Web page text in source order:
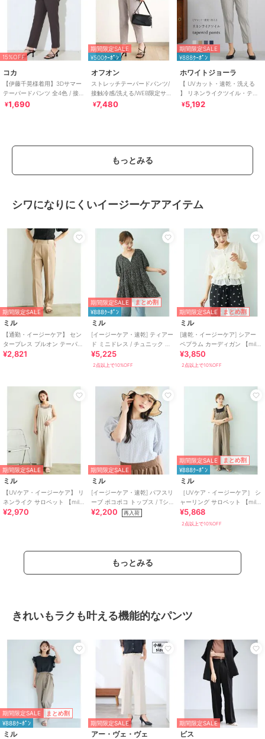
15%OFF
コカ
【伊藤千晃様着用】3Dサマー
テーパードパンツ 全4色 / 接触
冷感・シワになりにくい
¥1,690
期間限定SALE
¥500ｸｰﾎﾟﾝ
オフオン
ストレッチテーパードパンツ/
接触冷感/洗える/WEB限定サイ
ズあり
¥7,480
期間限定SALE
¥888ｸｰﾎﾟﾝ
ホワイトジョーラ
【 UVカット・速乾・洗える
】 リネンライクツイル・テー
パードパンツ
¥5,192
もっとみる
シワになりにくいイージーケアアイテム
期間限定SALE
ミル
【通勤・イージーケア】 セン
タープレス プルオン テーパー
ドパンツ / 新色登場♪ 【mil/ミ
¥2,821
期間限定SALE まとめ割
¥888ｸｰﾎﾟﾝ
ミル
[イージーケア・速乾] ティアー
ド ミニドレス / チュニック ブ
ラウス 【mil/ミル】
¥5,225
2点以上で10%OFF
期間限定SALE まとめ割
ミル
[速乾・イージーケア] シアー
ペプラム カーディガン 【mil/
ミル】
¥3,850
2点以上で10%OFF
期間限定SALE
ミル
【UVケア・イージーケア】 リ
ネンライク サロペット 【mil/
ミル】
¥2,970
期間限定SALE
ミル
[イージーケア・速乾] パフスリ
ーブ ポコポコ トップス / Tシ
ャツ 【mil (ミル)】
¥2,200 再入荷
期間限定SALE まとめ割
¥888ｸｰﾎﾟﾝ
ミル
［UVケア・イージーケア］ シ
ャーリング サロペット 【mil/
ミル】
¥5,868
2点以上で10%OFF
もっとみる
きれいもラクも叶える機能的なパンツ
期間限定SALE まとめ割
¥888ｸｰﾎﾟﾝ
ミル
期間限定SALE
アー・ヴェ・ヴェ
期間限定SALE
ビス